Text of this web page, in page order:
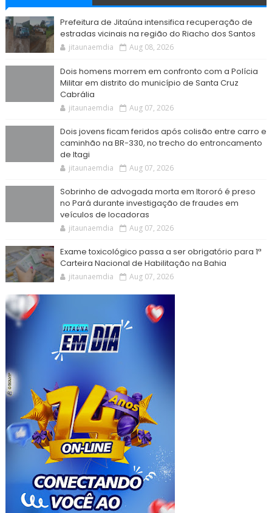
Prefeitura de Jitaúna intensifica recuperação de
estradas vicinais na região do Riacho dos Santos
jitaunaemdia Aug 08, 2026
Dois homens morrem em confronto com a Polícia
Militar em distrito do município de Santa Cruz
Cabrália
jitaunaemdia Aug 07, 2026
Dois jovens ficam feridos após colisão entre carro e
caminhão na BR-330, no trecho do entroncamento
de Itagi
jitaunaemdia Aug 07, 2026
Sobrinho de advogada morta em Itororó é preso
no Pará durante investigação de fraudes em
veículos de locadoras
jitaunaemdia Aug 07, 2026
Exame toxicológico passa a ser obrigatório para 1ª
Carteira Nacional de Habilitação na Bahia
jitaunaemdia Aug 07, 2026